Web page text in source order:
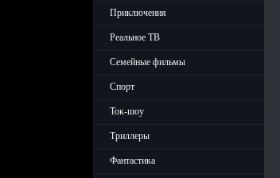
Приключения
Реальное ТВ
Семейные фильмы
Спорт
Ток-шоу
Триллеры
Фантастика